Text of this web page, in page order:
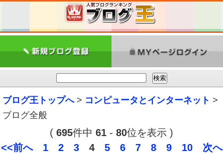
ブログ王トップへ> コンピュータとインターネット >
ブログ全般
( 695件中 61 - 80位を表示 )
<<前へ
1 2 3 4 5 6 7 8 9 10
次へ